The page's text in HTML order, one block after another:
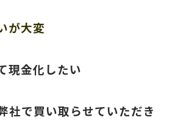
が大変
現金化したい
社で買い取らせていただき